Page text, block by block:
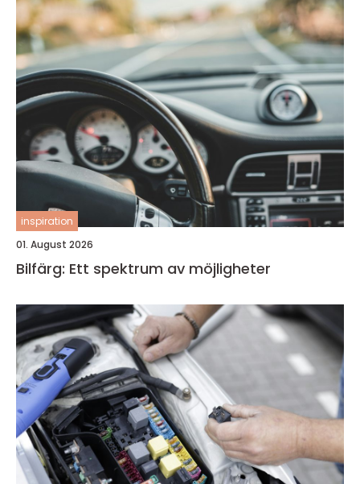
inspiration
01. August 2026
Bilfärg: Ett spektrum av möjligheter